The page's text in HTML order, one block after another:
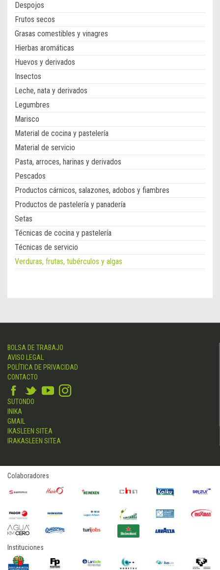
Despojos
Frutos secos
Grasas comestibles y vinagres
Hierbas aromáticas
Huevos y derivados
Insectos
Leche, nata y derivados
Legumbres
Marisco
Material de cocina y pastelería
Material de servicio
Pasta, arroces, harinas y derivados
Pescados
Productos cárnicos, salazones, adobos y fiambres
Productos de pastelería y panadería
Setas
Técnicas de cocina y pastelería
Técnicas de servicio
Verduras, frutas, tubérculos y algas
BOLSA DE TRABAJO
AVISO LEGAL
POLÍTICA DE PRIVACIDAD
CONTACTO
SUTONDO
INIKA
GMAIL
IKASLEEN SITEA
IRAKASLEEN SITEA
Colaboradores
Instituciones